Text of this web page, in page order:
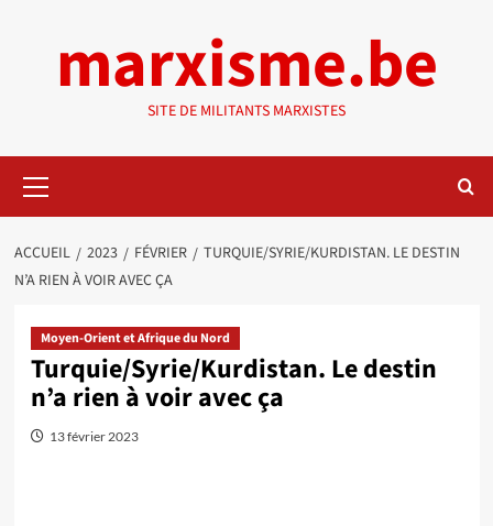
marxisme.be
SITE DE MILITANTS MARXISTES
principal
ACCUEIL 2023 FÉVRIER
TURQUIE/SYRIE/KURDISTAN. LE DESTIN
N’A RIEN À VOIR AVEC ÇA
Moyen-Orient et Afrique du Nord
Turquie/Syrie/Kurdistan. Le destin
n’a rien à voir avec ça
13 février 2023